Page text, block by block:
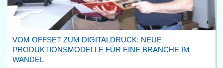
VOM OFFSET ZUM DIGITALDRUCK: NEUE
PRODUKTIONSMODELLE FÜR EINE BRANCHE IM
WANDEL